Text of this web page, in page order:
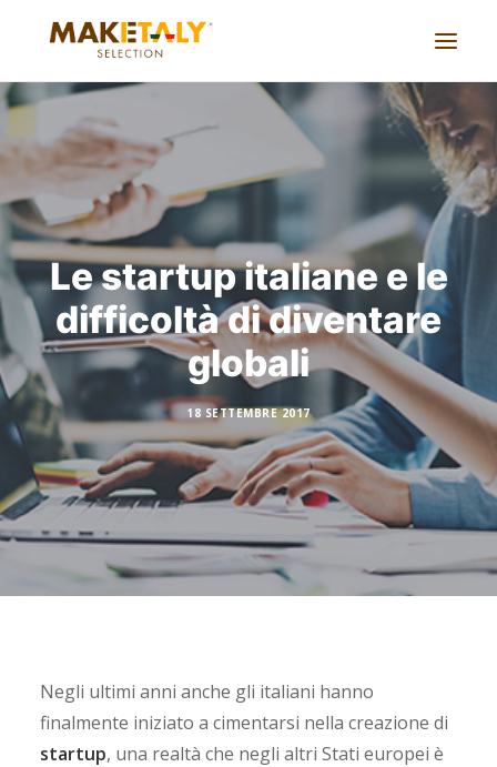
Progetti
Accordi
Servizi
Journal
Lavora con noi
Cina live
CONTATTACI
Le startup italiane e le
difficoltà di diventare
globali
18 SETTEMBRE 2017
Negli ultimi anni anche gli italiani hanno
finalmente iniziato a cimentarsi nella creazione di
startup, una realtà che negli altri Stati europei è